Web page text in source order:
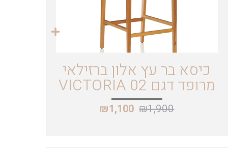
כיסא בר עץ אלון ברזילאי
מרופד דגם VICTORIA 02
₪1,900
₪1,100